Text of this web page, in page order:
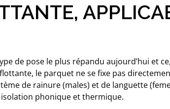
de pose le plus répandu aujourd’hui et
le parquet ne se fixe pas
de rainure (males) et de languette
phonique et thermique.